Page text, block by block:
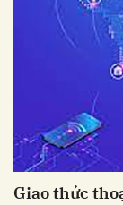
Giao thức